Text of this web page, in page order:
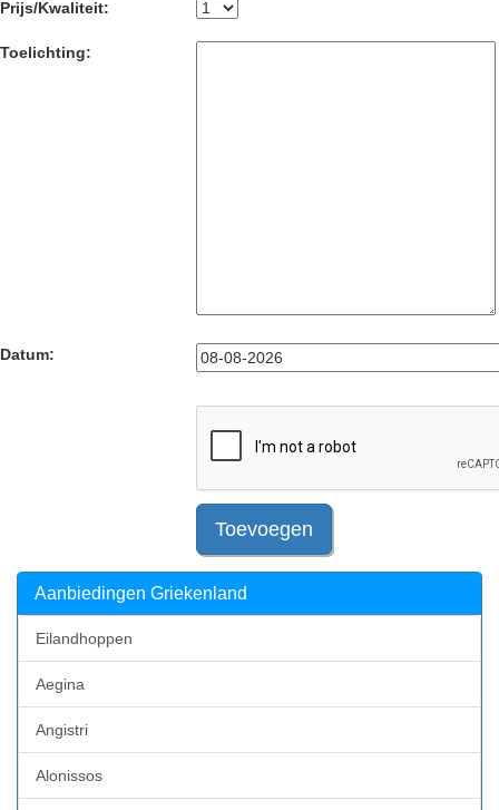
Prijs/Kwaliteit:
Toelichting:
Datum:
Toevoegen
Aanbiedingen Griekenland
Eilandhoppen
Aegina
Angistri
Alonissos